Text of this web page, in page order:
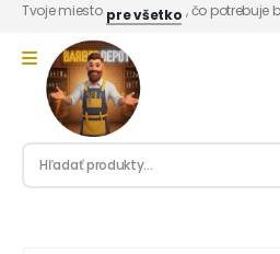
Tvoje miesto pre všetko , čo potrebuje